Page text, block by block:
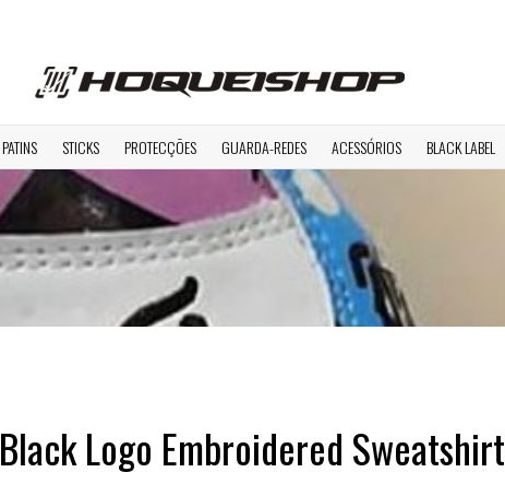
PATINS STICKS PROTECÇÕES GUARDA-REDES ACESSÓRIOS BLACK LABEL
Black Logo Embroidered Sweatshirt